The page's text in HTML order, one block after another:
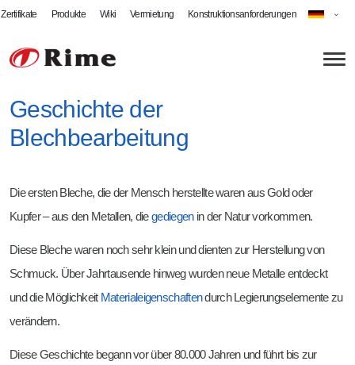
Zertifikate Produkte Wiki Vermietung Konstruktionsanforderungen
Über uns
Schwenkbiegen
Fräsen
Kantenbearbeitung
Rundbiegen
MAG-Schweißen
WIG-Schweißen
Roboterschweißen
Wehrtechnik DIN 2303
Jobs bei Rime
Ausbildung & Studium
Praktikum & Ferienarbeit
Geschichte der
Blechbearbeitung
Die ersten Bleche, die der Mensch herstellte waren aus Gold oder
Kupfer – aus den Metallen, diegediegenin der Natur vorkommen.
Diese Bleche waren noch sehr klein und dienten zur Herstellung von
Schmuck. Über Jahrtausende hinweg wurden neue Metalle entdeckt
und die Möglichkeit Materialeigenschaftendurch Legierungselemente zu
verändern.
Diese Geschichte begann vor über 80.000 Jahren und führt bis zur